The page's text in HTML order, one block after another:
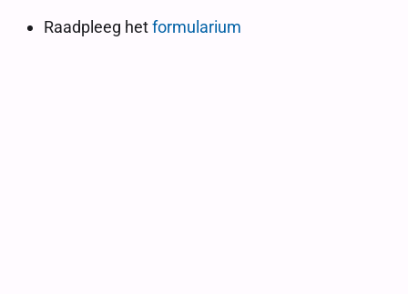
Raadpleeg hetformularium